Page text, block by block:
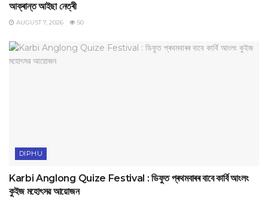
আক্ৰান্ত আইছা নেত্ৰী
AUGUST 7, 2026 50
DIPHU
Karbi Anglong Quize Festival : ডিফুত প্ৰথমবাৰৰ বাবে কাৰ্বি আংলং
কুইজ মহোৎসৱ আয়োজন